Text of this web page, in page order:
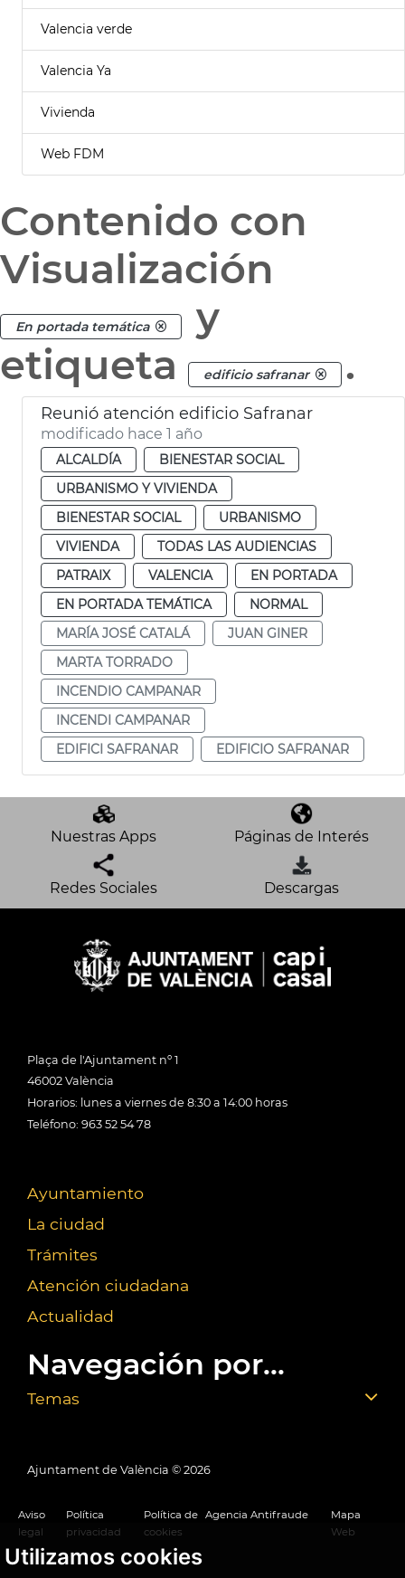
Utilizamos cookies
Valencia verde
Valencia Ya
Vivienda
Web FDM
Contenido con
Visualización
En portada temática
y
etiqueta
edificio safranar .
Reunió atención edificio Safranar
modificado hace 1 año
ALCALDÍA
BIENESTAR SOCIAL
URBANISMO Y VIVIENDA
BIENESTAR SOCIAL
URBANISMO
VIVIENDA
TODAS LAS AUDIENCIAS
PATRAIX
VALENCIA
EN PORTADA
EN PORTADA TEMÁTICA
NORMAL
MARÍA JOSÉ CATALÁ
JUAN GINER
MARTA TORRADO
INCENDIO CAMPANAR
INCENDI CAMPANAR
EDIFICI SAFRANAR
EDIFICIO SAFRANAR
Nuestras Apps Páginas de Interés
Redes Sociales Descargas
Plaça de l'Ajuntament nº 1
46002 València
Horarios: lunes a viernes de 8:30 a 14:00 horas
Teléfono: 963 52 54 78
Ayuntamiento
La ciudad
Trámites
Atención ciudadana
Actualidad
Navegación por...
Temas
Ajuntament de València © 2026
Aviso
legal
Política
privacidad
Política de
cookies
Agencia Antifraude
Mapa
Web